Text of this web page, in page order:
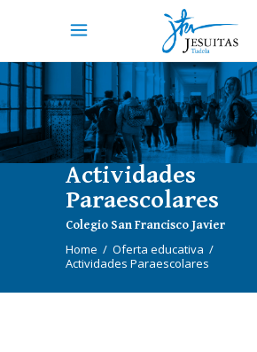
Actividades
Paraescolares
Colegio San Francisco Javier
Home / Oferta educativa /
Actividades Paraescolares